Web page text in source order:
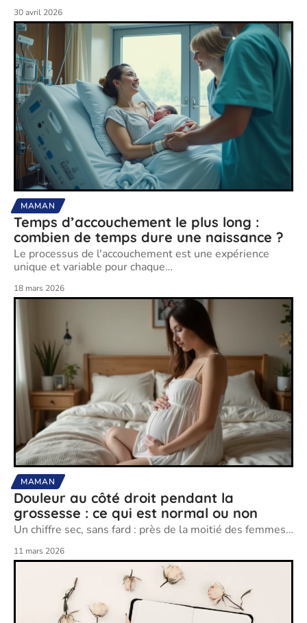
30 avril 2026
MAMAN
Temps d’accouchement le plus long :
combien de temps dure une naissance ?
Le processus de l'accouchement est une expérience
unique et variable pour chaque…
18 mars 2026
MAMAN
Douleur au côté droit pendant la
grossesse : ce qui est normal ou non
Un chiffre sec, sans fard : près de la moitié des femmes…
11 mars 2026